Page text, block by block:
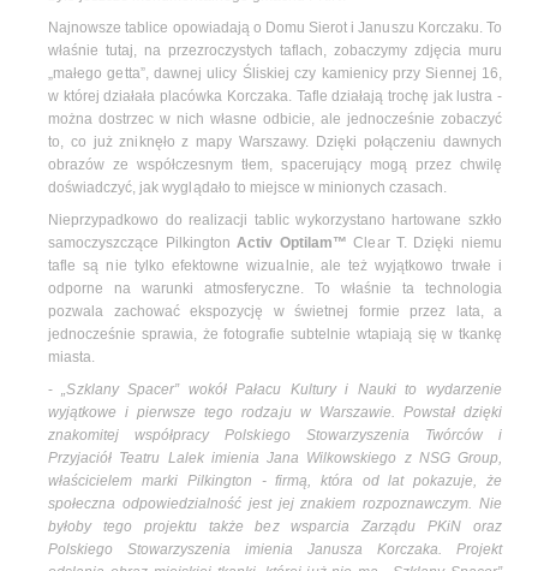
Najnowsze tablice opowiadają o Domu Sierot i Januszu Korczaku. To
właśnie tutaj, na przezroczystych taflach, zobaczymy zdjęcia muru
„małego getta”, dawnej ulicy Śliskiej czy kamienicy przy Siennej 16,
w której działała placówka Korczaka. Tafle działają trochę jak lustra -
można dostrzec w nich własne odbicie, ale jednocześnie zobaczyć
to, co już zniknęło z mapy Warszawy. Dzięki połączeniu dawnych
obrazów ze współczesnym tłem, spacerujący mogą przez chwilę
doświadczyć, jak wyglądało to miejsce w minionych czasach.
Nieprzypadkowo do realizacji tablic wykorzystano hartowane szkło
samoczyszczące PilkingtonActiv Optilam™ Clear T. Dzięki niemu
tafle są nie tylko efektowne wizualnie, ale też wyjątkowo trwałe i
odporne na warunki atmosferyczne. To właśnie ta technologia
pozwala zachować ekspozycję w świetnej formie przez lata, a
jednocześnie sprawia, że fotografie subtelnie wtapiają się w tkankę
miasta.
-„Szklany Spacer” wokół Pałacu Kultury i Nauki to wydarzenie
wyjątkowe i pierwsze tego rodzaju w Warszawie. Powstał dzięki
znakomitej współpracy Polskiego Stowarzyszenia Twórców i
Przyjaciół Teatru Lalek imienia Jana Wilkowskiego z NSG Group,
właścicielem marki Pilkington - firmą, która od lat pokazuje, że
społeczna odpowiedzialność jest jej znakiem rozpoznawczym. Nie
byłoby tego projektu także bez wsparcia Zarządu PKiN oraz
Polskiego Stowarzyszenia imienia Janusza Korczaka. Projekt